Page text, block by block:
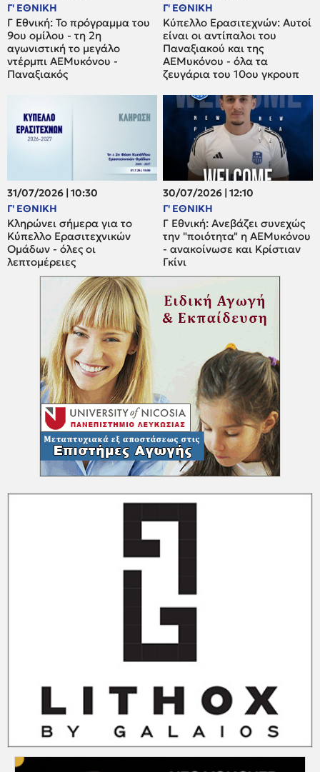
Γ' ΕΘΝΙΚΗ
Γ Εθνική: Το πρόγραμμα του
9ου ομίλου - τη 2η
αγωνιστική το μεγάλο
ντέρμπι ΑΕΜυκόνου -
Παναξιακός
Γ' ΕΘΝΙΚΗ
Κύπελλο Ερασιτεχνών: Αυτοί
είναι οι αντίπαλοι του
Παναξιακού και της
ΑΕΜυκόνου - όλα τα
ζευγάρια του 10ου γκρουπ
31/07/2026 | 10:30
Γ' ΕΘΝΙΚΗ
Κληρώνει σήμερα για το
Κύπελλο Ερασιτεχνικών
Ομάδων - όλες οι
λεπτομέρειες
30/07/2026 | 12:10
Γ' ΕΘΝΙΚΗ
Γ Εθνική: Ανεβάζει συνεχώς
την "ποιότητα" η ΑΕΜυκόνου
- ανακοίνωσε και Κρίστιαν
Γκίνι